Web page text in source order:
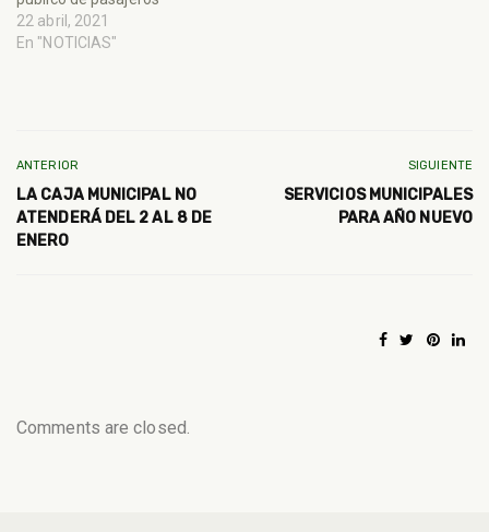
22 abril, 2021
En "NOTICIAS"
ANTERIOR
LA CAJA MUNICIPAL NO
ATENDERÁ DEL 2 AL 8 DE
ENERO
SIGUIENTE
SERVICIOS MUNICIPALES
PARA AÑO NUEVO
Comments are closed.